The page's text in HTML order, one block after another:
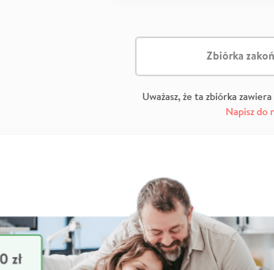
Zbiórka
Uważasz, że ta zbiórka zawiera
Napisz do